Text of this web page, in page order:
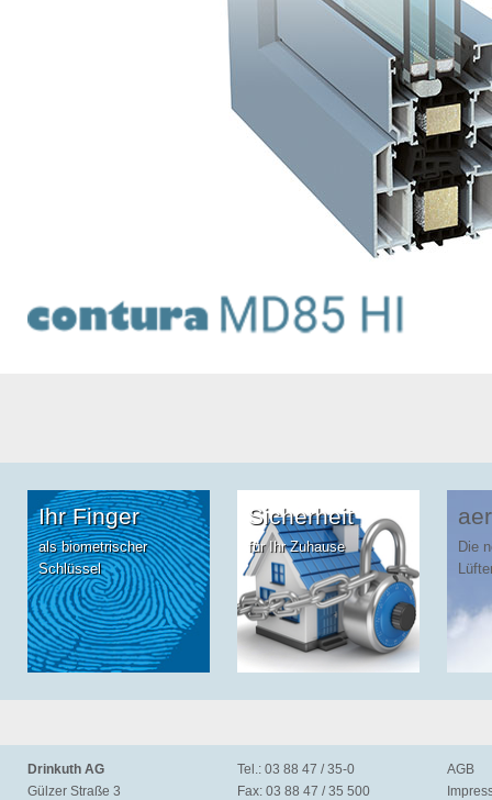
Ihr Finger
als biometrischer
Schlüssel
Sicherheit
für Ihr Zuhause
Die
Drinkuth AG
Gülzer Straße 3
Tel.: 03 88 47 / 35-0
Fax: 03 88 47 / 35 500
AGB